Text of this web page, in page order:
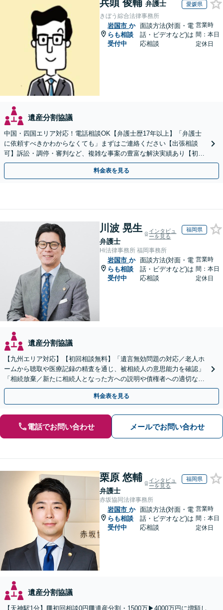
兵頭 俊輔 弁護士 愛媛県
きぼう綜合法律事務所
岩国市 か
らも相談
受付中
面談方法(対面・電
話・ビデオなど)は
応相談
営業時
間：本日
定休日
遺産分割協議
中国・四国エリア対応！電話相談OK【弁護士歴17年以上】「弁護士
に依頼すべきかわからなくても」まずはご連絡ください【出張相談
可】訴訟・調停・審判など、複雑な事案の豊富な解決実績あり【初回
相談無料】初回面談のみで解決できるケースもあります
料金表を見る
川波 晃生
弁護士
インタビュ
ーを見る
福岡県
Hi法律事務所 福岡事務所
岩国市 か
らも相談
受付中
面談方法(対面・電
話・ビデオなど)は
応相談
営業時
間：本日
定休日
遺産分割協議
【九州エリア対応】【初回相談無料】「遺言無効問題の対応／老人ホ
ームから聴取や医療記録の精査を通じ、被相続人の意思能力を確認」
「相続放棄／新たに相続人となった方への説明や債権者への適切な対
応まで、きめ細やかにサポート」【休日・夜間相談可】
料金表を見る
電話でお問い合わせ メールでお問い合わせ
栗原 悠輔
弁護士
インタビュ
ーを見る
福岡県
赤坂協同法律事務所
岩国市 か
らも相談
受付中
面談方法(対面・電
話・ビデオなど)は
応相談
営業時
間：本日
定休日
遺産分割協議
【天神駅1分】🟥初回相談0円🟥遺産分割・1500万▶4000万円に増額し